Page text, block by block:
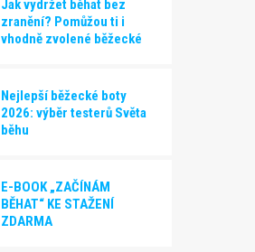
Jak vydržet běhat bez
zranění? Pomůžou ti i
vhodně zvolené běžecké
Nejlepší běžecké boty
2026: výběr testerů Světa
běhu
E-BOOK „ZAČÍNÁM
BĚHAT“ KE STAŽENÍ
ZDARMA